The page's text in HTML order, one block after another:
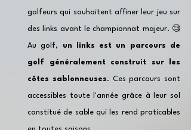
golfeurs qui souhaitent affiner leur jeu sur
des links avant le championnat majeur. 🧐
Au golf, un links est un parcours de
golf généralement construit sur les
côtes sablonneuses. Ces parcours sont
accessibles toute l'année grâce à leur sol
constitué de sable qui les rend praticables